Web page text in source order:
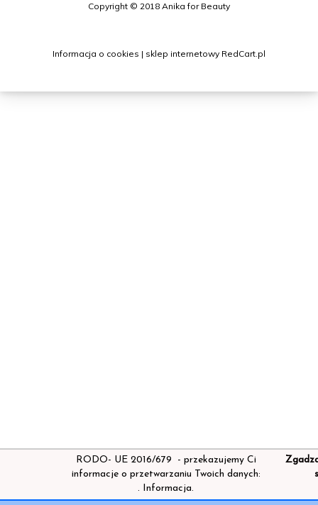
Copyright © 2018 Anika for Beauty
Informacja o cookies | sklep internetowy RedCart.pl
RODO- UE 2016/679 - przekazujemy Ci
informacje o przetwarzaniu Twoich danych:
. Informacja.